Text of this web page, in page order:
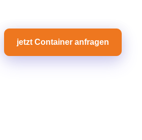
jetzt Container anfragen